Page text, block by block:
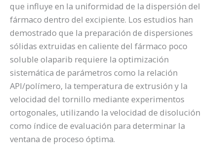
que influye en la uniformidad de la dispersión del
fármaco dentro del excipiente. Los estudios han
demostrado que la preparación de dispersiones
sólidas extruidas en caliente del fármaco poco
soluble olaparib requiere la optimización
sistemática de parámetros como la relación
API/polímero, la temperatura de extrusión y la
velocidad del tornillo mediante experimentos
ortogonales, utilizando la velocidad de disolución
como índice de evaluación para determinar la
ventana de proceso óptima.